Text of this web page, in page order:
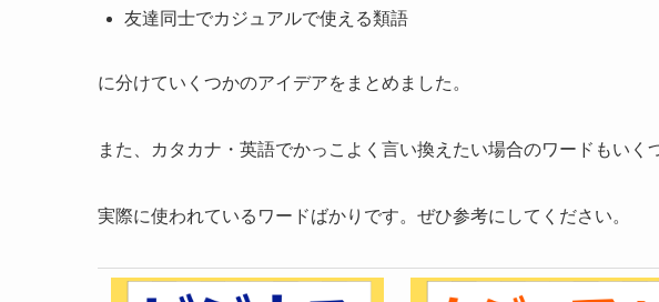
友達同士でカジュアルで使える類語
に分けていくつかのアイデアをまとめました。
また、カタカナ・英語でかっこよく言い換えたい場合のワードもいく
実際に使われているワードばかりです。ぜひ参考にしてください。